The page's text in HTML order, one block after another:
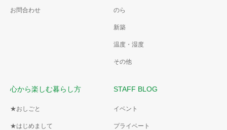
お問合わせ のら
新築
温度・湿度
その他
心から楽しむ暮らし方
★おしごと
★はじめまして
STAFF BLOG
イベント
プライベート